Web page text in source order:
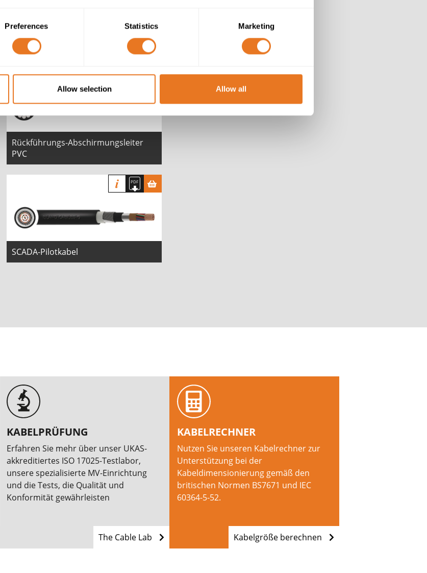
Preferences Statistics Marketing
Allow selection Allow all
Trackside-Kabel
Rückführungs-Abschirmungsleiter
PVC
SCADA-Pilotkabel
KABELPRÜFUNG
Erfahren Sie mehr über unser UKAS-
akkreditiertes ISO 17025-Testlabor,
unsere spezialisierte MV-Einrichtung
und die Tests, die Qualität und
Konformität gewährleisten
The Cable Lab
KABELRECHNER
Nutzen Sie unseren Kabelrechner zur
Unterstützung bei der
Kabeldimensionierung gemäß den
britischen Normen BS7671 und IEC
60364-5-52.
Kabelgröße berechnen